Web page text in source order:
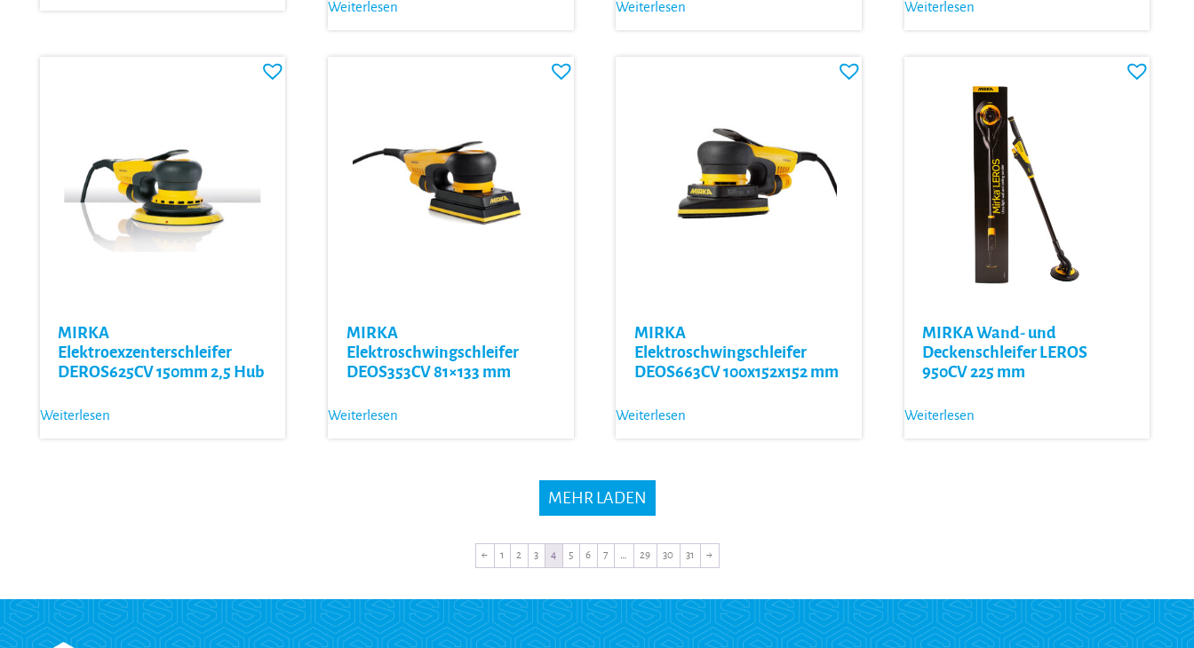
Weiterlesen Weiterlesen Weiterlesen
MIRKA
Elektroexzenterschleifer
DEROS625CV 150mm 2,5 Hub
Weiterlesen
MIRKA
Elektroschwingschleifer
DEOS353CV 81×133 mm
Weiterlesen
MIRKA
Elektroschwingschleifer
DEOS663CV 100x152x152 mm
Weiterlesen
MIRKA Wand- und
Deckenschleifer LEROS
950CV 225 mm
Weiterlesen
MEHR LADEN
← 1 2 3 4 5 6 7 … 29 30 31 →